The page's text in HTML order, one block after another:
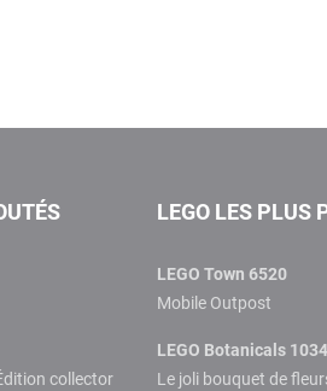
collector
LEGO LES PLUS
LEGO Town 6520
Mobile Outpost
LEGO Botanicals
Le joli bouquet de